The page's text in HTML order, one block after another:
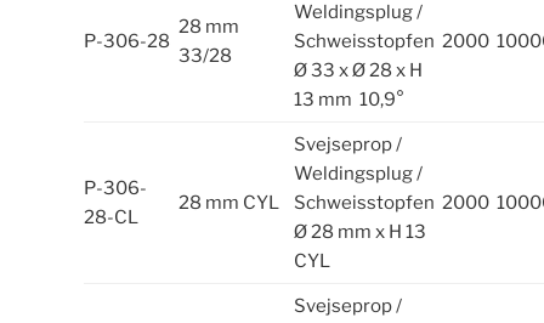
P-306-28
28 mm
33/28
Weldingsplug /
Schweisstopfen
Ø 33 x Ø 28 x H
13 mm 10,9°
2000
P-306-
28-CL
28 mm CYL
Svejseprop /
Weldingsplug /
Schweisstopfen
Ø 28 mm x H 13
CYL
2000
Svejseprop /